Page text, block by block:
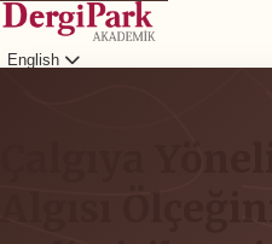
English
Çalgıya